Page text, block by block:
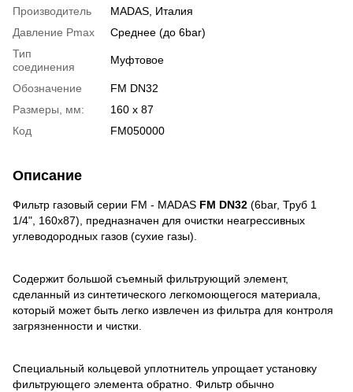
Производитель
MADAS, Италия
Давление Pmax
Среднее (до 6bar)
Тип
соединения
Муфтовое
Обозначение
FM DN32
Размеры, мм:
160 х 87
Код
FM050000
Описание
Фильтр газовый серии FМ - MADAS FM DN32 (6bar, Труб 1
1/4", 160x87), предназначен для очистки неагрессивных
углеводородных газов (сухие газы).
Содержит большой съемный фильтрующий элемент,
сделанный из синтетического легкомоющегося материала,
который может быть легко извлечен из фильтра для контроля
загрязненности и чистки.
Специальный кольцевой уплотнитель упрощает установку
фильтрующего элемента обратно. Фильтр обычно